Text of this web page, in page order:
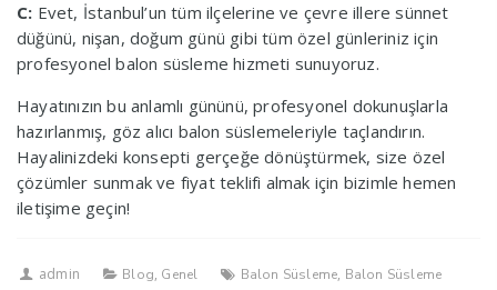
C: Evet, İstanbul’un tüm ilçelerine ve çevre illere sünnet
düğünü, nişan, doğum günü gibi tüm özel günleriniz için
profesyonel balon süsleme hizmeti sunuyoruz.
Hayatınızın bu anlamlı gününü, profesyonel dokunuşlarla
hazırlanmış, göz alıcı balon süslemeleriyle taçlandırın.
Hayalinizdeki konsepti gerçeğe dönüştürmek, size özel
çözümler sunmak ve fiyat teklifi almak için bizimle hemen
iletişime geçin!
admin Blog, Genel Balon Süsleme, Balon Süsleme